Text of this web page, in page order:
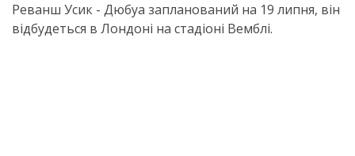
Реванш Усик - Дюбуа запланований на 19 липня, він
відбудеться в Лондоні на стадіоні Вемблі.